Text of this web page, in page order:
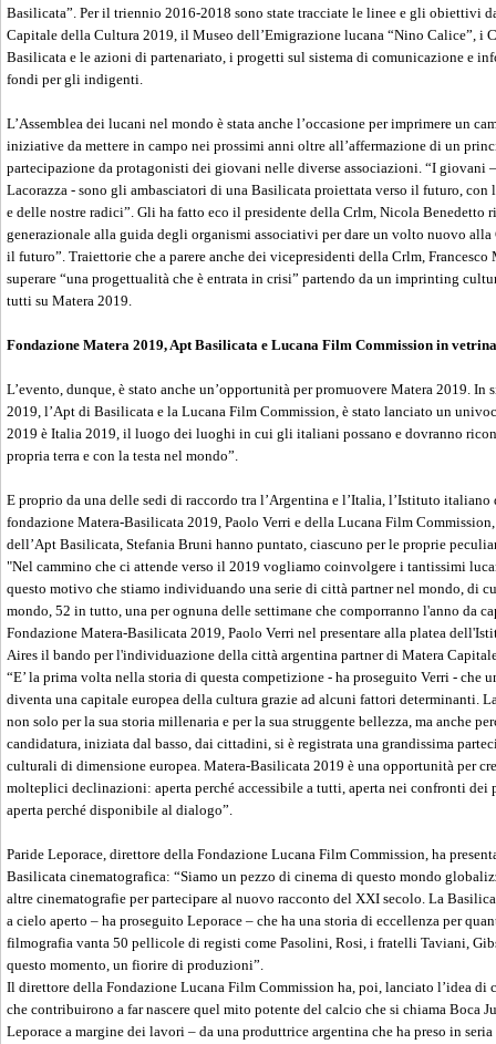
Basilicata”. Per il triennio 2016-2018 sono state tracciate le linee e gli obiettivi
Capitale della Cultura 2019, il Museo dell’Emigrazione lucana “Nino Calice”, i
Basilicata e le azioni di partenariato, i progetti sul sistema di comunicazione e
fondi per gli indigenti.
L’Assemblea dei lucani nel mondo è stata anche l’occasione per imprimere un
iniziative da mettere in campo nei prossimi anni oltre all’affermazione di un
partecipazione da protagonisti dei giovani nelle diverse associazioni. “I giovani
Lacorazza - sono gli ambasciatori di una Basilicata proiettata verso il futuro, con
e delle nostre radici”. Gli ha fatto eco il presidente della Crlm, Nicola Benedetto
generazionale alla guida degli organismi associativi per dare un volto nuovo
il futuro”. Traiettorie che a parere anche dei vicepresidenti della Crlm,
superare “una progettualità che è entrata in crisi” partendo da un imprinting
tutti su Matera 2019.
Fondazione Matera 2019, Apt Basilicata e Lucana Film Commission in
L’evento, dunque, è stato anche un’opportunità per promuovere Matera 2019. In
2019, l’Apt di Basilicata e la Lucana Film Commission, è stato lanciato un
2019 è Italia 2019, il luogo dei luoghi in cui gli italiani possano e dovranno
propria terra e con la testa nel mondo”.
E proprio da una delle sedi di raccordo tra l’Argentina e l’Italia, l’Istituto
fondazione Matera-Basilicata 2019, Paolo Verri e della Lucana Film
dell’Apt Basilicata, Stefania Bruni hanno puntato, ciascuno per le proprie
"Nel cammino che ci attende verso il 2019 vogliamo coinvolgere i tantissimi
questo motivo che stiamo individuando una serie di città partner nel mondo, di
mondo, 52 in tutto, una per ognuna delle settimane che comporranno l'anno da
Fondazione Matera-Basilicata 2019, Paolo Verri nel presentare alla platea
Aires il bando per l'individuazione della città argentina partner di Matera
“E’ la prima volta nella storia di questa competizione - ha proseguito Verri - che
diventa una capitale europea della cultura grazie ad alcuni fattori determinanti.
non solo per la sua storia millenaria e per la sua struggente bellezza, ma anche
candidatura, iniziata dal basso, dai cittadini, si è registrata una grandissima
culturali di dimensione europea. Matera-Basilicata 2019 è una opportunità per
molteplici declinazioni: aperta perché accessibile a tutti, aperta nei confronti dei
aperta perché disponibile al dialogo”.
Paride Leporace, direttore della Fondazione Lucana Film Commission, ha
Basilicata cinematografica: “Siamo un pezzo di cinema di questo mondo
altre cinematografie per partecipare al nuovo racconto del XXI secolo. La
a cielo aperto – ha proseguito Leporace – che ha una storia di eccellenza per
filmografia vanta 50 pellicole di registi come Pasolini, Rosi, i fratelli Taviani,
questo momento, un fiorire di produzioni”.
Il direttore della Fondazione Lucana Film Commission ha, poi, lanciato l’idea
che contribuirono a far nascere quel mito potente del calcio che si chiama Boca
Leporace a margine dei lavori – da una produttrice argentina che ha preso in